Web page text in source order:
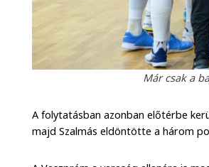
Már csak a
A folytatásban azonban előtérbe
majd Szalmás eldöntötte a három